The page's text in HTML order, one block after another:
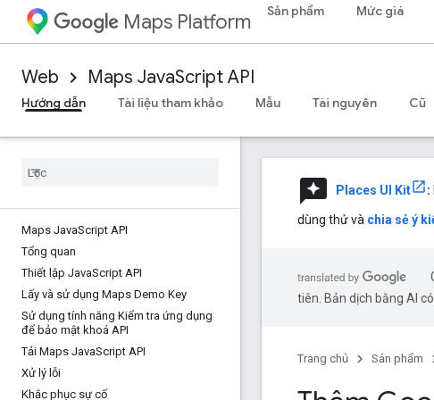
Maps Platform Sản phẩm Mức giá
Web Maps JavaScript API
Hướng dẫn
Tài liệu tham khảo Mẫu Tài nguyên Cũ
Maps JavaScript API
Tổng quan
Thiết lập JavaScript API
Lấy và sử dụng Maps Demo Key
Sử dụng tính năng Kiểm tra ứng dụng
để bảo mật khoá API
Tải Maps JavaScript API
Xử lý lỗi
Khắc phục sự cố
reviews Places UI Kit :
dùng thử và chia sẻ ý
tiên. Bản dịch bằng AI
Trang chủ Sản phẩm